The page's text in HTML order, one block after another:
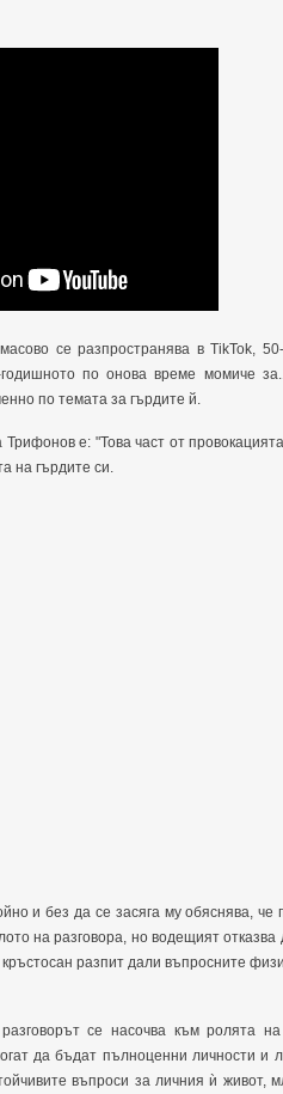
се разпространява в TikTok,
по онова време момиче
по темата за гърдите й.
е: "Това част от
на гърдите си.
и без да се засяга му обяснява,
на разговора, но водещият
кръстосан разпит дали въпросните
се насочва към ролята
да бъдат пълноценни личности и
въпроси за личния ѝ живот,